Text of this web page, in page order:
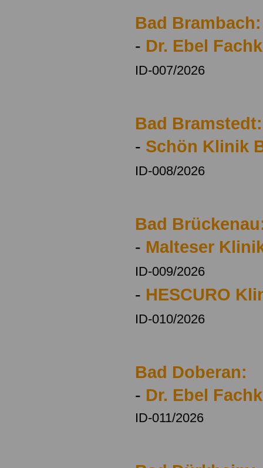
Bad Brambach:
- Dr. Ebel
ID-007/2026
Bad Bramstedt:
- Schön Klinik
ID-008/2026
Bad
- Malteser
ID-009/2026
- HESCURO
ID-010/2026
Bad Doberan:
- Dr. Ebel
ID-011/2026